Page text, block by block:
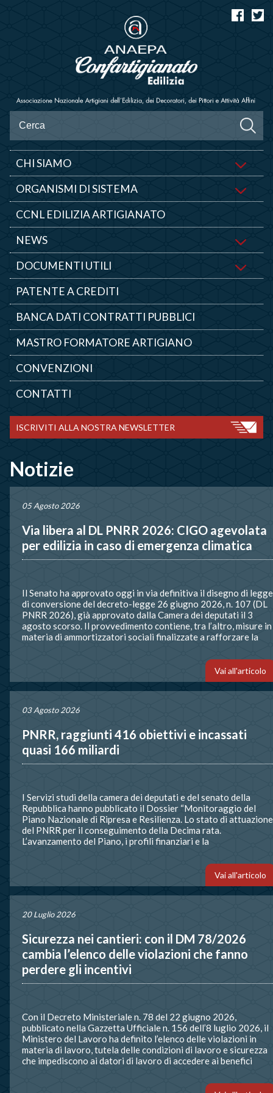
CHI SIAMO
ORGANISMI DI SISTEMA
CCNL EDILIZIA ARTIGIANATO
NEWS
DOCUMENTI UTILI
PATENTE A CREDITI
BANCA DATI CONTRATTI PUBBLICI
MASTRO FORMATORE ARTIGIANO
CONVENZIONI
CONTATTI
ISCRIVITI ALLA NOSTRA NEWSLETTER
Notizie
05 Agosto 2026
Via libera al DL PNRR 2026: CIGO agevolata
per edilizia in caso di emergenza climatica
Il Senato ha approvato oggi in via definitiva il disegno di legge
di conversione del decreto-legge 26 giugno 2026, n. 107 (DL
PNRR 2026), già approvato dalla Camera dei deputati il 3
agosto scorso. Il provvedimento contiene, tra l’altro, misure in
materia di ammortizzatori sociali finalizzate a rafforzare la
Vai all'articolo
03 Agosto 2026
PNRR, raggiunti 416 obiettivi e incassati
quasi 166 miliardi
I Servizi studi della camera dei deputati e del senato della
Repubblica hanno pubblicato il Dossier “Monitoraggio del
Piano Nazionale di Ripresa e Resilienza. Lo stato di attuazione
del PNRR per il conseguimento della Decima rata.
L’avanzamento del Piano, i profili finanziari e la
Vai all'articolo
20 Luglio 2026
Sicurezza nei cantieri: con il DM 78/2026
cambia l’elenco delle violazioni che fanno
perdere gli incentivi
Con il Decreto Ministeriale n. 78 del 22 giugno 2026,
pubblicato nella Gazzetta Ufficiale n. 156 dell’8 luglio 2026, il
Ministero del Lavoro ha definito l’elenco delle violazioni in
materia di lavoro, tutela delle condizioni di lavoro e sicurezza
che impediscono ai datori di lavoro di accedere ai benefici